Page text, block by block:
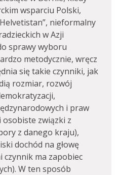
wsparciu Polski,
nieformalny
w Azji
sprawy wyboru
metodycznie, wręcz
się takie czynniki, jak
rozmiar, rozwój
i praw
osobiste związki z
z danego kraju),
dochód na głowę
czynnik ma zapobiec
W ten sposób